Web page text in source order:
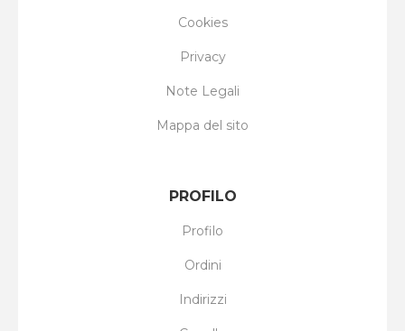
Cookies
Privacy
Note Legali
Mappa del sito
PROFILO
Profilo
Ordini
Indirizzi